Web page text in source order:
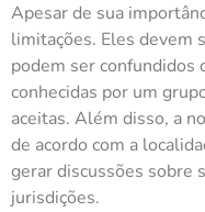
Apesar de sua
limitações. Eles devem
podem ser confundidos
conhecidas por um
aceitas. Além disso, a
de acordo com a
gerar discussões sobre
jurisdições.